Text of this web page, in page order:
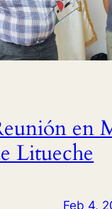
en
Litueche
Feb 4,